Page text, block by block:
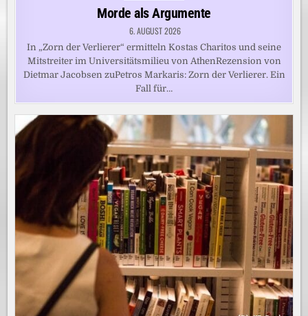
in
Morde als Argumente
6. AUGUST 2026
In „Zorn der Verlierer“ ermitteln Kostas Charitos und seine
Mitstreiter im Universitätsmilieu von AthenRezension von
Dietmar Jacobsen zuPetros Markaris: Zorn der Verlierer. Ein
Fall für…